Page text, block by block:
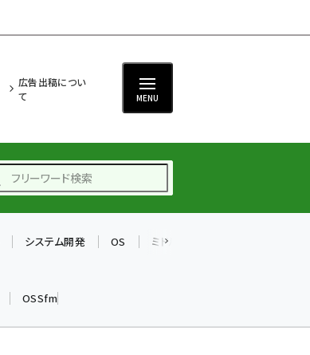
広告出稿につい
て
MENU
仲間と築いた勝利の絆～
システム開発 OS ミドルウェア
OSSfm